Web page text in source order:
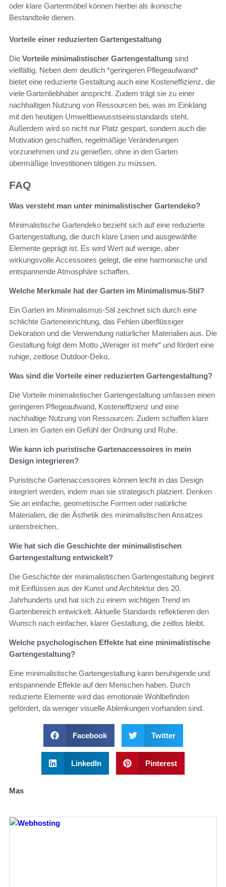
oder klare Gartenmöbel können hierbei als ikonische
Bestandteile dienen.
Vorteile einer reduzierten Gartengestaltung
Die Vorteile minimalistischer Gartengestaltung sind
vielfältig. Neben dem deutlich *geringeren Pflegeaufwand*
bietet eine reduzierte Gestaltung auch eine Kosteneffizienz, die
viele Gartenliebhaber anspricht. Zudem trägt sie zu einer
nachhaltigen Nutzung von Ressourcen bei, was im Einklang
mit den heutigen Umweltbewusstseinsstandards steht.
Außerdem wird so nicht nur Platz gespart, sondern auch die
Motivation geschaffen, regelmäßige Veränderungen
vorzunehmen und zu genießen, ohne in den Garten
übermäßige Investitionen tätigen zu müssen.
FAQ
Was versteht man unter minimalistischer Gartendeko?
Minimalistische Gartendeko bezieht sich auf eine reduzierte
Gartengestaltung, die durch klare Linien und ausgewählte
Elemente geprägt ist. Es wird Wert auf wenige, aber
wirkungsvolle Accessoires gelegt, die eine harmonische und
entspannende Atmosphäre schaffen.
Welche Merkmale hat der Garten im Minimalismus-Stil?
Ein Garten im Minimalismus-Stil zeichnet sich durch eine
schlichte Garteneinrichtung, das Fehlen überflüssiger
Dekoration und die Verwendung natürlicher Materialien aus. Die
Gestaltung folgt dem Motto „Weniger ist mehr“ und fördert eine
ruhige, zeitlose Outdoor-Deko.
Was sind die Vorteile einer reduzierten Gartengestaltung?
Die Vorteile minimalistischer Gartengestaltung umfassen einen
geringeren Pflegeaufwand, Kosteneffizienz und eine
nachhaltige Nutzung von Ressourcen. Zudem schaffen klare
Linien im Garten ein Gefühl der Ordnung und Ruhe.
Wie kann ich puristische Gartenaccessoires in mein
Design integrieren?
Puristische Gartenaccessoires können leicht in das Design
integriert werden, indem man sie strategisch platziert. Denken
Sie an einfache, geometrische Formen oder natürliche
Materialien, die die Ästhetik des minimalistischen Ansatzes
unterstreichen.
Wie hat sich die Geschichte der minimalistischen
Gartengestaltung entwickelt?
Die Geschichte der minimalistischen Gartengestaltung beginnt
mit Einflüssen aus der Kunst und Architektur des 20.
Jahrhunderts und hat sich zu einem wichtigen Trend im
Gartenbereich entwickelt. Aktuelle Standards reflektieren den
Wunsch nach einfacher, klarer Gestaltung, die zeitlos bleibt.
Welche psychologischen Effekte hat eine minimalistische
Gartengestaltung?
Eine minimalistische Gartengestaltung kann beruhigende und
entspannende Effekte auf den Menschen haben. Durch
reduzierte Elemente wird das emotionale Wohlbefinden
gefördert, da weniger visuelle Ablenkungen vorhanden sind.
Facebook Twitter
LinkedIn Pinterest
Mas